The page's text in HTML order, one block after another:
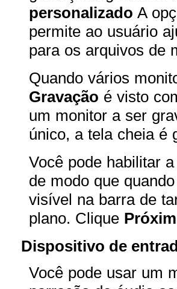
personalizado A
permite ao usuário
para os arquivos de
Quando vários
Gravação é visto
um monitor a ser
único, a tela cheia é
Você pode habilitar
de modo que
visível na barra de
plano. Clique
Dispositivo de
Você pode usar um